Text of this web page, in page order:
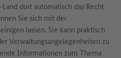
dort automatisch das Recht
Sie sich mit der
lassen. Sie kann praktisch
Verwaltungsangelegenheiten zu
Informationen zum Thema